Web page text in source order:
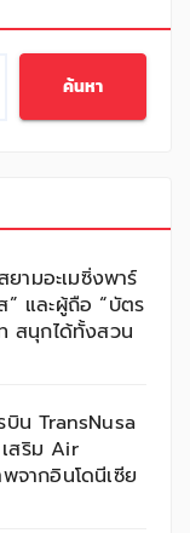
ค้นหา
ามอะเมซิ่งพาร์
” และผู้ถือ “บัตร
สนุกได้ทั้งสวน
น TransNusa
สริม Air
ากอินโดนีเซีย